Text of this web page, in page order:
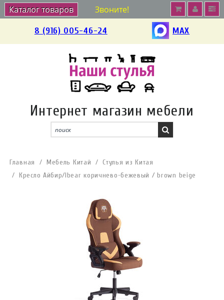
Звоните!
8 (916) 005-46-24 MAX
Интернет магазин мебели
Каталог товаров
Главная Мебель Китай
Стулья из Китая
Кресло Айбир/Ibear коричнево-бежевый / brown beige